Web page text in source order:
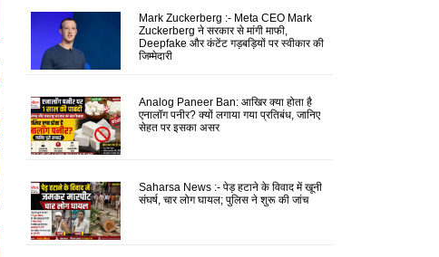
Mark Zuckerberg :- Meta CEO Mark
Zuckerberg ने सरकार से मांगी माफी,
Deepfake और कंटेंट गड़बड़ियों पर स्वीकार की
जिम्मेदारी
Analog Paneer Ban: आखिर क्या होता है
एनालॉग पनीर? क्यों लगाया गया प्रतिबंध, जानिए
सेहत पर इसका असर
Saharsa News :- पेड़ हटाने के विवाद में खूनी
संघर्ष, चार लोग घायल; पुलिस ने शुरू की जांच